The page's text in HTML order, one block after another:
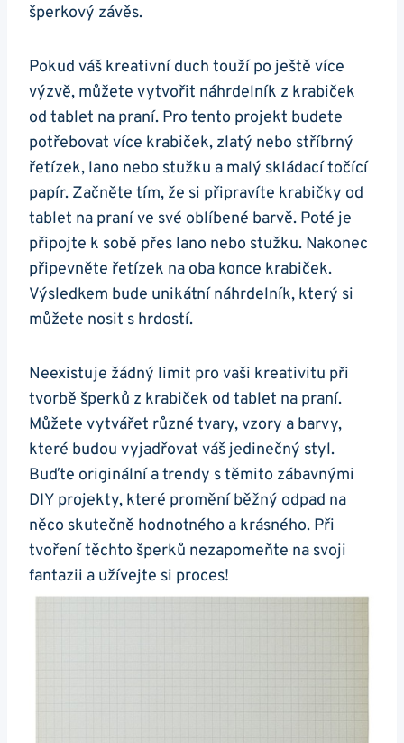
šperkový závěs.
Pokud váš kreativní duch touží po ještě více
výzvě, můžete vytvořit náhrdelník z krabiček
od‌ tablet na praní. Pro tento projekt⁤ budete
potřebovat více‍ krabiček,⁤ zlatý nebo stříbrný
řetízek, lano nebo stužku a malý ⁣skládací točící
papír.⁢ Začněte tím, že si připravíte ⁣krabičky od
tablet na praní ve své oblíbené barvě. Poté je
připojte k sobě přes lano nebo‌ stužku. Nakonec
připevněte řetízek na oba konce krabiček.
Výsledkem bude unikátní náhrdelník, který si
můžete nosit ⁢s hrdostí.
Neexistuje žádný limit pro vaši kreativitu při
‌tvorbě šperků z krabiček od tablet na⁣ praní.
Můžete vytvářet různé tvary, vzory a barvy,
které budou vyjadřovat váš jedinečný styl.
Buďte originální a trendy s těmito zábavnými
DIY projekty, které promění běžný odpad na
něco skutečně hodnotného​ a krásného. Při
tvoření těchto šperků nezapomeňte na svoji
fantazii a užívejte si proces!